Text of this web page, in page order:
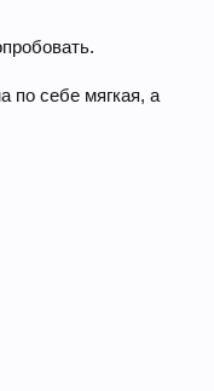
по себе мягкая, а